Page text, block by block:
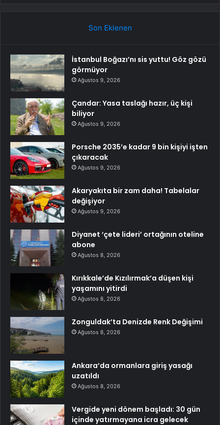
Son Eklenen
İstanbul Boğazı’nı sis yuttu! Göz gözü
görmüyor
Ağustos 9, 2026
Çandar: Yasa taslağı hazır, üç kişi
biliyor
Ağustos 9, 2026
Porsche 2035’e kadar 9 bin kişiyi işten
çıkaracak
Ağustos 9, 2026
Akaryakıta bir zam daha! Tabelalar
değişiyor
Ağustos 9, 2026
Diyanet ‘çete lideri’ ortağının oteline
abone
Ağustos 8, 2026
Kırıkkale’de Kızılırmak’a düşen kişi
yaşamını yitirdi
Ağustos 8, 2026
Zonguldak’ta Denizde Renk Değişimi
Ağustos 8, 2026
Ankara’da ormanlara giriş yasağı
uzatıldı
Ağustos 8, 2026
Vergide yeni dönem başladı: 30 gün
içinde yatırmayana icra gelecek